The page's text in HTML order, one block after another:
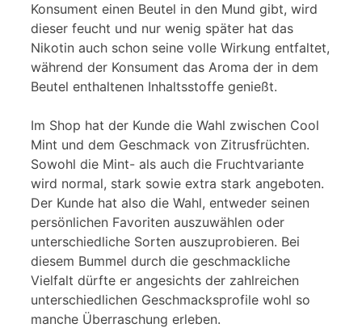
Konsument einen Beutel in den Mund gibt, wird
dieser feucht und nur wenig später hat das
Nikotin auch schon seine volle Wirkung entfaltet,
während der Konsument das Aroma der in dem
Beutel enthaltenen Inhaltsstoffe genießt.
Im Shop hat der Kunde die Wahl zwischen Cool
Mint und dem Geschmack von Zitrusfrüchten.
Sowohl die Mint- als auch die Fruchtvariante
wird normal, stark sowie extra stark angeboten.
Der Kunde hat also die Wahl, entweder seinen
persönlichen Favoriten auszuwählen oder
unterschiedliche Sorten auszuprobieren. Bei
diesem Bummel durch die geschmackliche
Vielfalt dürfte er angesichts der zahlreichen
unterschiedlichen Geschmacksprofile wohl so
manche Überraschung erleben.